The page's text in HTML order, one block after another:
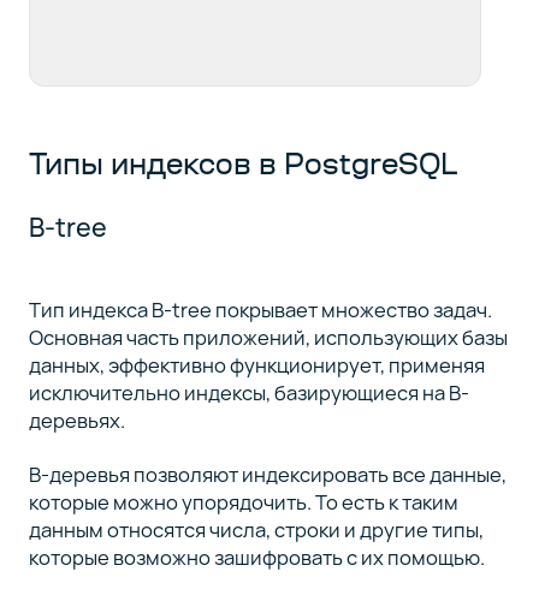
Типы индексов в PostgreSQL
B-tree
Тип индекса B-tree покрывает множество задач.
Основная часть приложений, использующих базы
данных, эффективно функционирует, применяя
исключительно индексы, базирующиеся на B-
деревьях.
B-деревья позволяют индексировать все данные,
которые можно упорядочить. То есть к таким
данным относятся числа, строки и другие типы,
которые возможно зашифровать с их помощью.